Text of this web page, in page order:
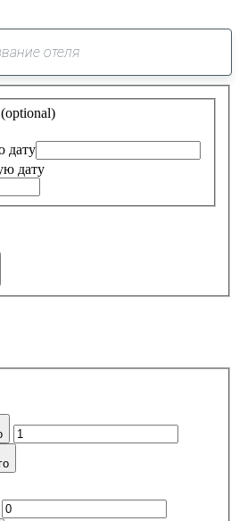
0
предложение
найдено
(optional)
дату
дату